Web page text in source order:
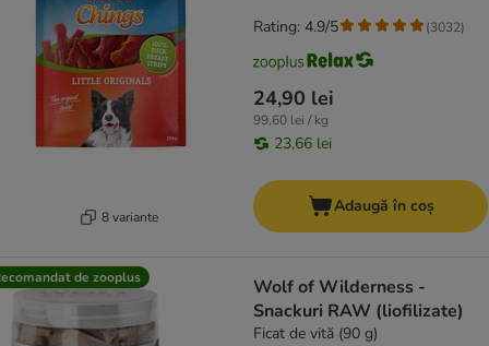
8 variante
24,90 lei
99,60 lei / kg
23,66 lei
Rating: 4.9/5 (3032)
Adaugă în coș
de zooplus
Wolf of Wilderness -
Snackuri RAW (liofilizate)
Ficat de vită (90 g)